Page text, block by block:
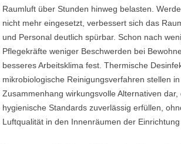
Raumluft über Stunden hinweg belasten.
nicht mehr eingesetzt, verbessert sich das
und Personal deutlich spürbar. Schon nach
Pflegekräfte weniger Beschwerden bei
besseres Arbeitsklima fest. Thermische
mikrobiologische Reinigungsverfahren stellen
Zusammenhang wirkungsvolle Alternativen dar,
hygienische Standards zuverlässig erfüllen,
Luftqualität in den Innenräumen der Einrichtung